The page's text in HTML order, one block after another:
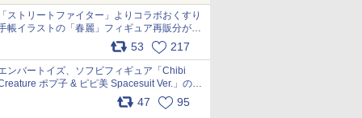
ストリートファイター」よりコラボおくすり
帳イラストの「春麗」フィギュア再販分が本
日出荷開始 pic.x.com/toUc1MHr41
53 217
ンバートイズ、ソフビフィギュア「Chibi
ポプ子 & ピピ美 Spacesuit Ver.」の発
売中止を発表 pic.x.com/Ri45iFeYjn
47 95